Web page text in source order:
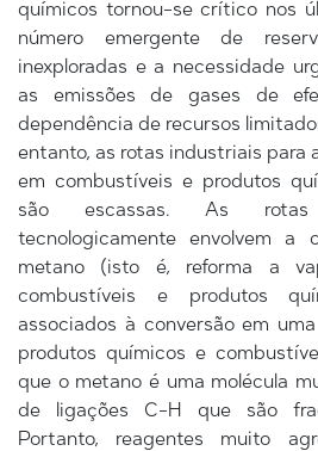
químicos tornou-se crítico nos
número emergente de
inexploradas e a necessidade
as emissões de gases de
dependência de recursos
entanto, as rotas industriais para
em combustíveis e produtos
são escassas. As rotas
tecnologicamente envolvem a
metano (isto é, reforma a
combustíveis e produtos
associados à conversão em
produtos químicos e
que o metano é uma molécula
de ligações C-H que são
Portanto, reagentes muito